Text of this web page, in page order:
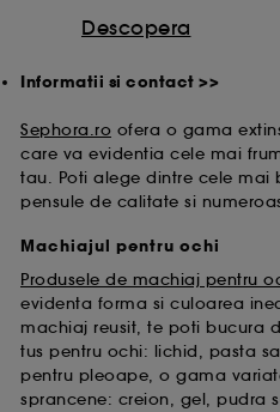
Descopera
Informatii si contact >>
Sephora.ro ofera o gama
care va evidentia cele mai
tau. Poti alege dintre cele mai
pensule de calitate si
Machiajul pentru ochi
Produsele de machiaj pentru
evidenta forma si culoarea
machiaj reusit, te poti bucura
tus pentru ochi: lichid, pasta
pentru pleoape, o gama
sprancene: creion, gel, pudra